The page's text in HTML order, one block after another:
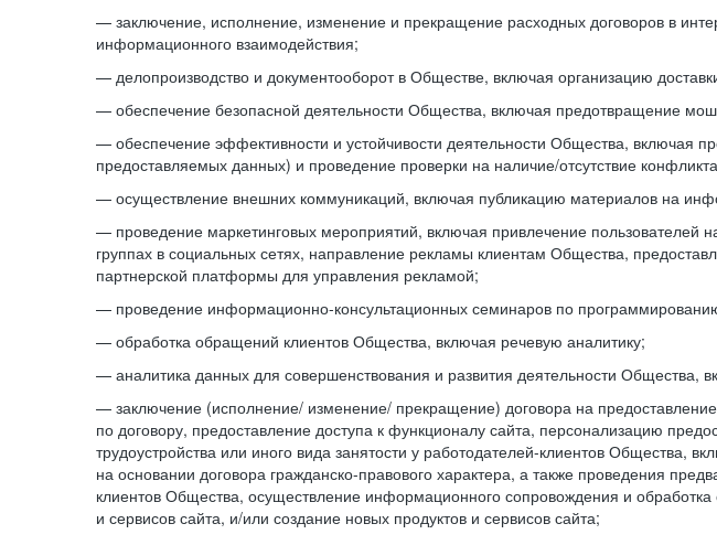
— заключение, исполнение, изменение и прекращение расходных договоров в
информационного взаимодействия;
— делопроизводство и документооборот в Обществе, включая организацию
— обеспечение безопасной деятельности Общества, включая предотвращение
— обеспечение эффективности и устойчивости деятельности Общества, включая
предоставляемых данных) и проведение проверки на наличие/отсутствие
— осуществление внешних коммуникаций, включая публикацию материалов на
— проведение маркетинговых мероприятий, включая привлечение
группах в социальных сетях, направление рекламы клиентам Общества,
партнерской платформы для управления рекламой;
— проведение информационно-консультационных семинаров по
— обработка обращений клиентов Общества, включая речевую аналитику;
— аналитика данных для совершенствования и развития деятельности Общества,
— заключение (исполнение/ изменение/ прекращение) договора на
по договору, предоставление доступа к функционалу сайта, персонализацию
трудоустройства или иного вида занятости у работодателей-клиентов Общества,
на основании договора гражданско-правового характера, а также проведения
клиентов Общества, осуществление информационного сопровождения и
и сервисов сайта, и/или создание новых продуктов и сервисов сайта;